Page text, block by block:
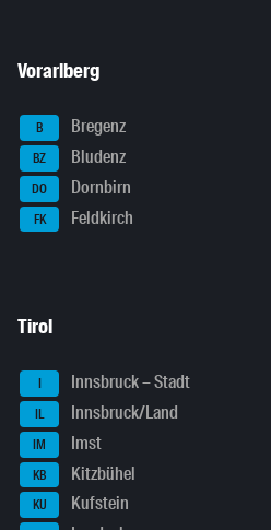
Vorarlberg
B Bregenz
BZ Bludenz
DO Dornbirn
FK Feldkirch
Tirol
I Innsbruck – Stadt
IL Innsbruck/Land
IM Imst
KB Kitzbühel
KU Kufstein